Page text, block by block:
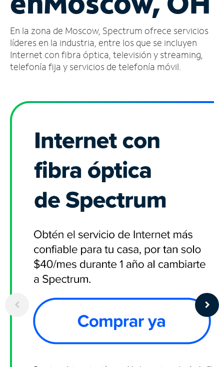
cuenta
Encuentra
una
tienda
En la zona de Moscow, Spectrum ofrece servicios
líderes en la industria, entre los que se incluyen
Internet con fibra óptica, televisión y streaming,
telefonía fija y servicios de telefonía móvil.